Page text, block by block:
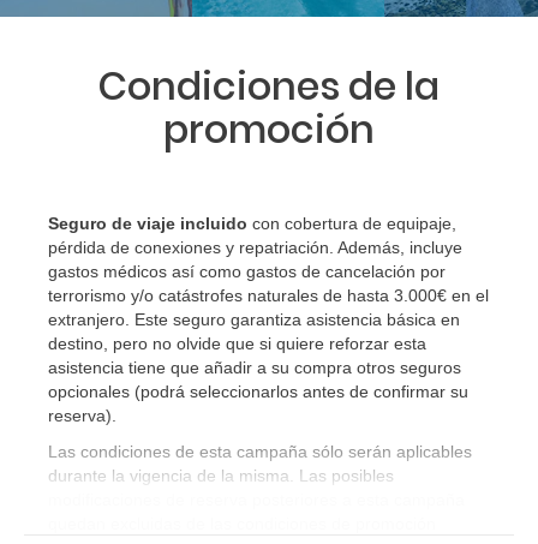
Condiciones de la
promoción
Seguro de viaje incluido con cobertura de equipaje,
pérdida de conexiones y repatriación. Además, incluye
gastos médicos así como gastos de cancelación por
terrorismo y/o catástrofes naturales de hasta 3.000€ en el
extranjero. Este seguro garantiza asistencia básica en
destino, pero no olvide que si quiere reforzar esta
asistencia tiene que añadir a su compra otros seguros
opcionales (podrá seleccionarlos antes de confirmar su
reserva)
Las condiciones de esta campaña sólo serán aplicables
durante la vigencia de la misma. Las posibles